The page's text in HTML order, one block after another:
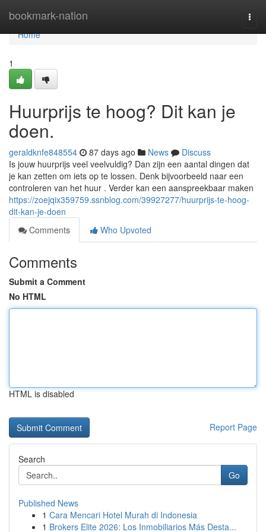
bookmark-nation
Home
Home
1
Huurprijs te hoog? Dit kan je
doen.
geraldknfe848554 87 days ago News
Discuss
Is jouw huurprijs veel veelvuldig? Dan zijn een aantal dingen dat
je kan zetten om iets op te lossen. Denk bijvoorbeeld naar een
controleren van het huur . Verder kan een aanspreekbaar maken
https://zoejqix359759.ssnblog.com/39927277/huurprijs-te-hoog-
dit-kan-je-doen
Comments
Who Upvoted
Comments
Submit a Comment
No HTML
HTML is disabled
Report Page
Search
Go
Published News
1 Cara Mencari Hotel Murah di Indonesia
1 Brokers Elite 2026: Los Inmobiliarios Más Desta...